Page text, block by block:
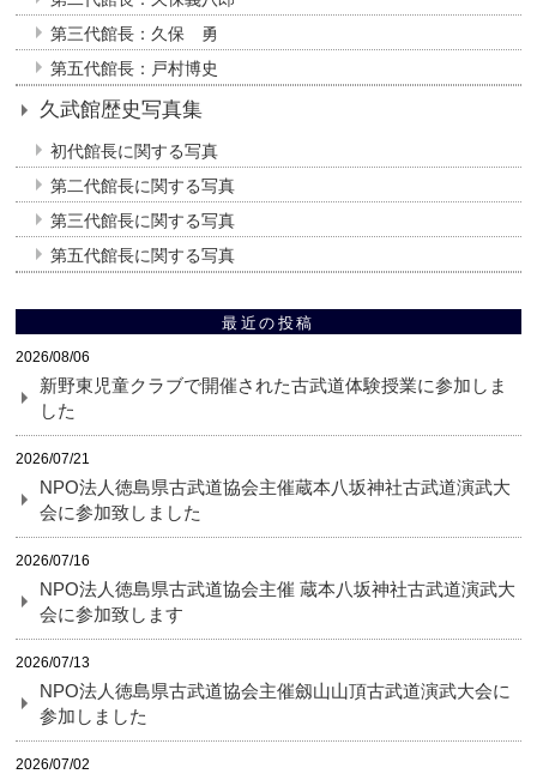
第三代館長：久保 勇
第五代館長：戸村博史
久武館歴史写真集
初代館長に関する写真
第二代館長に関する写真
第三代館長に関する写真
第五代館長に関する写真
最近の投稿
2026/08/06
新野東児童クラブで開催された古武道体験授業に参加しま
した
2026/07/21
NPO法人徳島県古武道協会主催蔵本八坂神社古武道演武大
会に参加致しました
2026/07/16
NPO法人徳島県古武道協会主催 蔵本八坂神社古武道演武大
会に参加致します
2026/07/13
NPO法人徳島県古武道協会主催劔山山頂古武道演武大会に
参加しました
2026/07/02